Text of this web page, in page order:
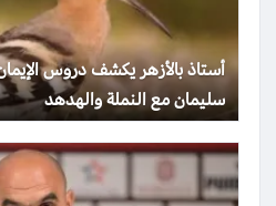
أستاذ بالأزهر يكشف دروس
سليمان مع النملة والهدهد